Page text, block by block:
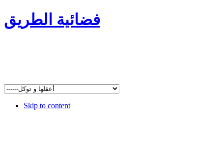
فضائية الطريق
Skip to content